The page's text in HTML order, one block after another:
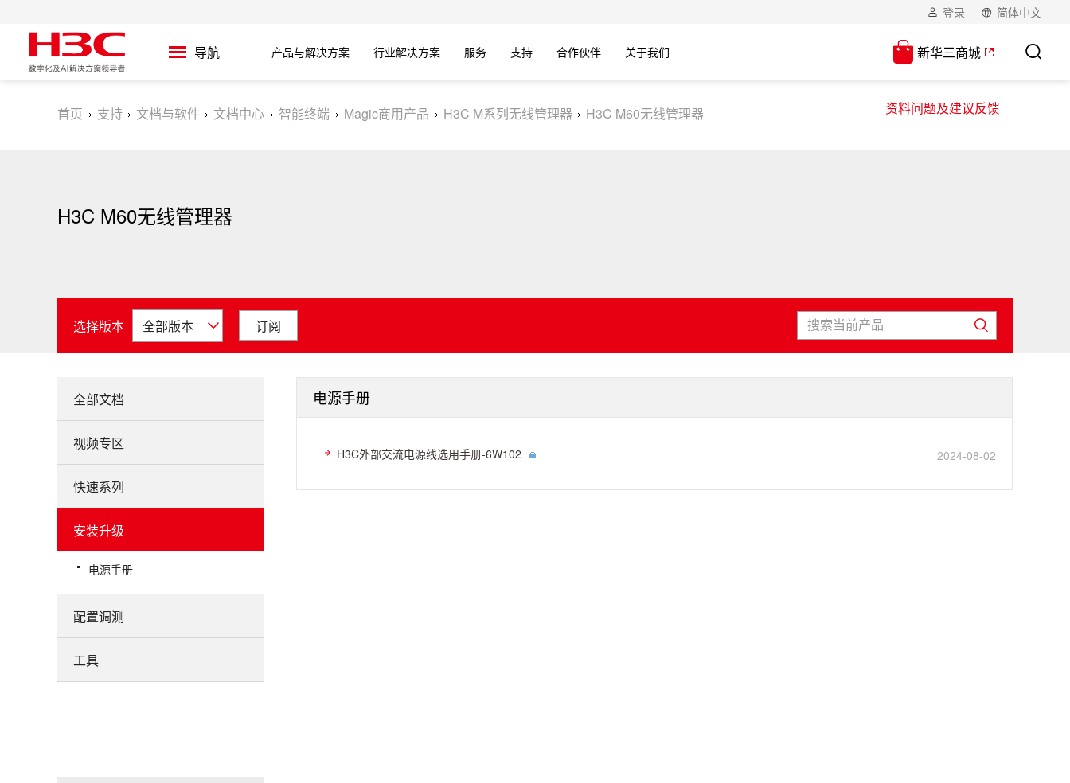
登录 简体中文
导航 产品与解决方案 行业解决方案 服务 支持 合作伙伴 关于我们 新华三商城
资料问题及建议反馈
首页 支持 文档与软件 文档中心 智能终端 Magic商用产品 H3C M系列无线管理器 H3C M60无线管理器
H3C M60无线管理器
选择版本 订阅
全部文档
视频专区
快速系列
安装升级
电源手册
配置调测
工具
电源手册
H3C外部交流电源线选用手册-6W102 2024-08-02